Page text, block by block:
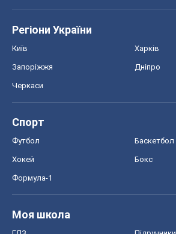
Регіони України
Київ Харків
Запоріжжя Дніпро
Черкаси
Спорт
Футбол Баскетбол
Хокей Бокс
Формула-1
Моя школа